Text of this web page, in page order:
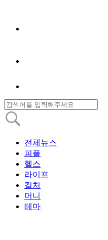
전체뉴스
피플
헬스
라이프
컬처
머니
테마